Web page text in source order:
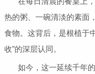
热的粥、一碗清淡的素面
食物。这背后，是根植于
收”的深层认同。
如今，这一延续千年